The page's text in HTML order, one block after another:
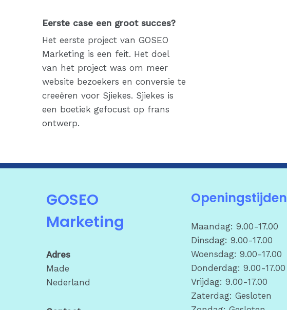
Eerste case een groot succes?
Het eerste project van GOSEO
Marketing is een feit. Het doel
van het project was om meer
website bezoekers en conversie te
creeëren voor Sjiekes. Sjiekes is
een boetiek gefocust op frans
ontwerp.
GOSEO
Marketing
Adres
Made
Nederland
Openingstijden
Maandag: 9.00-17.00
Dinsdag: 9.00-17.00
Woensdag: 9.00-17.00
Donderdag: 9.00-17.00
Vrijdag: 9.00-17.00
Zaterdag: Gesloten